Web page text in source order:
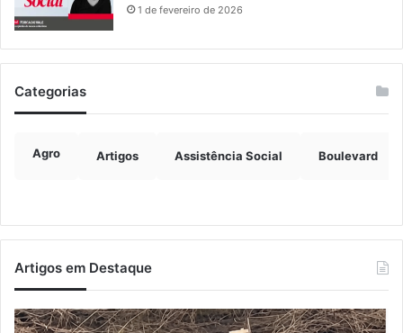
1 de fevereiro de 2026
Categorias
Agro Artigos Assistência Social Boulevard
Artigos em Destaque
Turisvales